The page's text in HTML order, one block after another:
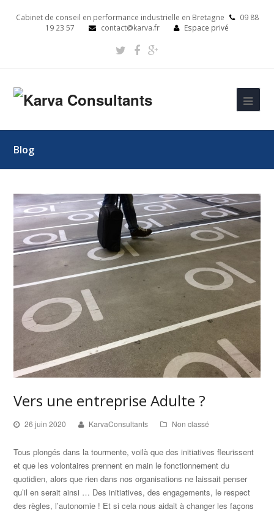
Cabinet de conseil en performance industrielle en Bretagne
09 88
19 23 57
contact@karva.fr Espace privé
Blog
Vers une entreprise Adulte ?
26 juin 2020 KarvaConsultants Non classé
Tous plongés dans la tourmente, voilà que des initiatives fleurissent
et que les volontaires prennent en main le fonctionnement du
quotidien, alors que rien dans nos organisations ne laissait penser
qu’il en serait ainsi … Des initiatives, des engagements, le respect
des règles, l’autonomie ! Et si cela nous aidait à changer les façons